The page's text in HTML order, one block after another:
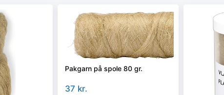
Pakgarn på spole 80 gr.
37 kr.